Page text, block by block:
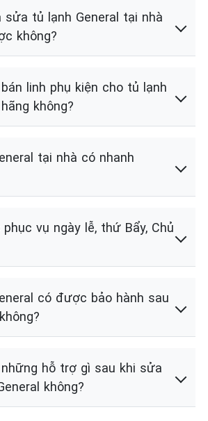
sửa tủ lạnh General tại nhà
không?
linh phụ kiện cho tủ lạnh
không?
tại nhà có nhanh
vụ ngày lễ, thứ Bẩy, Chủ
có được bảo hành sau
hỗ trợ gì sau khi sửa
không?